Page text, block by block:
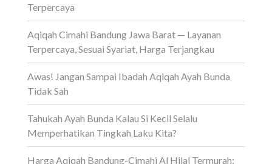
Terpercaya
Aqiqah Cimahi Bandung Jawa Barat — Layanan
Terpercaya, Sesuai Syariat, Harga Terjangkau
Awas! Jangan Sampai Ibadah Aqiqah Ayah Bunda
Tidak Sah
Tahukah Ayah Bunda Kalau Si Kecil Selalu
Memperhatikan Tingkah Laku Kita?
Harga Aqiqah Bandung-Cimahi Al Hilal Termurah: